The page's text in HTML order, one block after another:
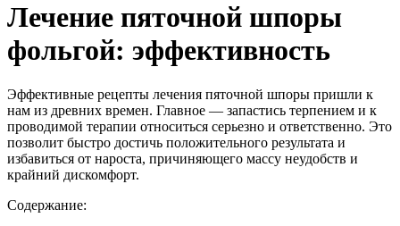
Лечение пяточной шпоры
фольгой: эффективность
Эффективные рецепты лечения пяточной шпоры пришли к
нам из древних времен. Главное — запастись терпением и к
проводимой терапии относиться серьезно и ответственно. Это
позволит быстро достичь положительного результата и
избавиться от нароста, причиняющего массу неудобств и
крайний дискомфорт.
Содержание: